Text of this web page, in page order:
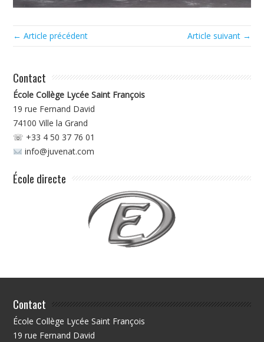
← Article précédent Article suivant →
Contact
École Collège Lycée Saint François
19 rue Fernand David
74100 Ville la Grand
☏ +33 4 50 37 76 01
info@juvenat.com
École directe
Contact
École Collège Lycée Saint François
19 rue Fernand David